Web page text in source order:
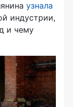
узнала
индустрии,
и чему